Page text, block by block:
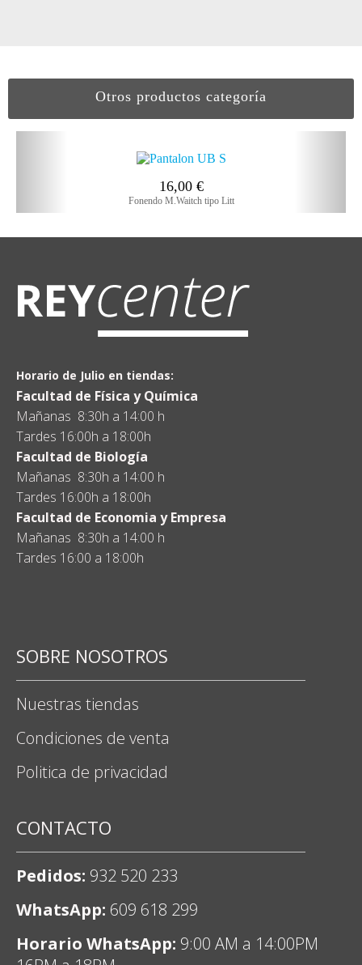
Otros productos categoría
16,00 €
Fonendo M.Waitch tipo Litt
Horario de Julio en tiendas:
Facultad de Física y Química
Mañanas 8:30h a 14:00 h
Tardes 16:00h a 18:00h
Facultad de Biología
Mañanas 8:30h a 14:00 h
Tardes 16:00h a 18:00h
Facultad de Economia y Empresa
Mañanas 8:30h a 14:00 h
Tardes 16:00 a 18:00h
SOBRE NOSOTROS
Nuestras tiendas
Condiciones de venta
Politica de privacidad
CONTACTO
Pedidos: 932 520 233
WhatsApp: 609 618 299
Horario WhatsApp: 9:00 AM a 14:00PM